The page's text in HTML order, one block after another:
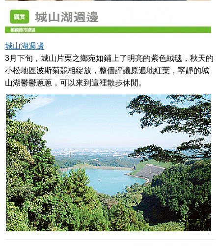
城山湖週邊
3月下旬，城山片栗之鄉宛如鋪上了明亮的紫色絨毯，秋天的
小松地區波斯菊競相綻放，整個評議原遍地紅葉，寧靜的城
山湖鬱鬱蔥蔥，可以來到這裡散步休閒。